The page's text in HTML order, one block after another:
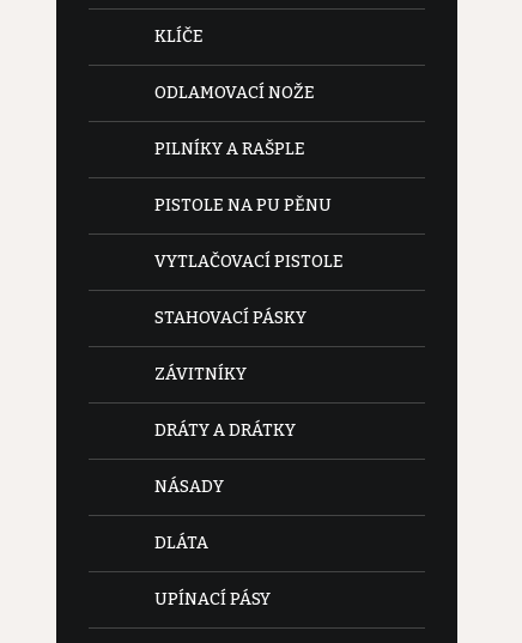
KLÍČE
ODLAMOVACÍ NOŽE
PILNÍKY A RAŠPLE
PISTOLE NA PU PĚNU
VYTLAČOVACÍ PISTOLE
STAHOVACÍ PÁSKY
ZÁVITNÍKY
DRÁTY A DRÁTKY
NÁSADY
DLÁTA
UPÍNACÍ PÁSY